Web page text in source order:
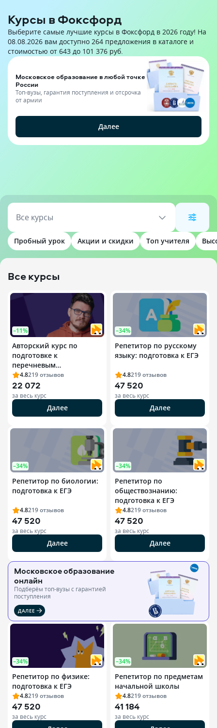
Курсы в Фоксфорд
Выберите самые лучшие курсы в Фоксфорд в 2026 году! На
08.08.2026 вам доступно 264 предложения в каталоге и
стоимостью от 643 до 101 376 руб.
Московское образование в любой точке
России
Топ-вузы, гарантия поступления и отсрочка
от армии
Далее
Все курсы
Пробный урок Акции и скидки Топ учителя
Все курсы
–11%
Авторский курс по
подготовке к
перечневым
олимпиадам по
математике для 10-11
классов
4.8219отзывов
22 072
за весь курс
Далее
–34%
Репетитор по русскому
языку: подготовка к ЕГЭ
4.8219отзывов
47 520
за весь курс
Далее
–34%
Репетитор по биологии:
подготовка к ЕГЭ
4.8219отзывов
47 520
за весь курс
Далее
–34%
Репетитор по
обществознанию:
подготовка к ЕГЭ
4.8219отзывов
47 520
за весь курс
Далее
Московское образование
онлайн
Подберём топ-вузы c гарантией
поступления
ДАЛЕЕ
–34%
Репетитор по физике:
подготовка к ЕГЭ
4.8219отзывов
47 520
за весь курс
–34%
Репетитор по предметам
начальной школы
4.8219отзывов
41 184
за весь курс